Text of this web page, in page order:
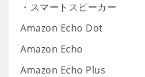
・スマートスピーカー
Amazon Echo Dot
Amazon Echo
Amazon Echo Plus